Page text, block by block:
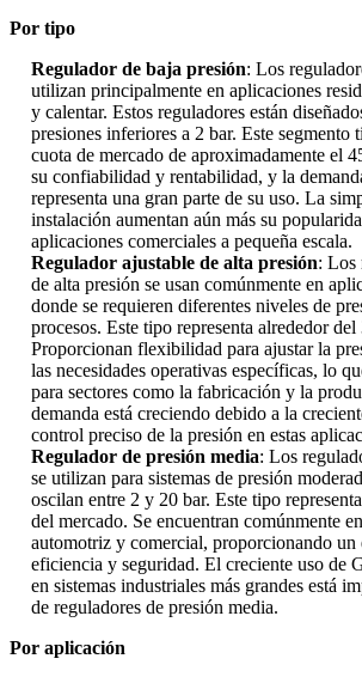
Por tipo
Regulador de baja presión: Los
utilizan principalmente en aplicaciones
y calentar. Estos reguladores están
presiones inferiores a 2 bar. Este segmento
cuota de mercado de aproximadamente el
su confiabilidad y rentabilidad, y la
representa una gran parte de su uso. La
instalación aumentan aún más su
aplicaciones comerciales a pequeña escala.
Regulador ajustable de alta presión: Los
de alta presión se usan comúnmente en
donde se requieren diferentes niveles de
procesos. Este tipo representa alrededor
Proporcionan flexibilidad para ajustar la
las necesidades operativas específicas, lo
para sectores como la fabricación y la
demanda está creciendo debido a la
control preciso de la presión en estas
Regulador de presión media: Los
se utilizan para sistemas de presión
oscilan entre 2 y 20 bar. Este tipo
del mercado. Se encuentran comúnmente
automotriz y comercial, proporcionando
eficiencia y seguridad. El creciente uso de
en sistemas industriales más grandes está
de reguladores de presión media.
Por aplicación